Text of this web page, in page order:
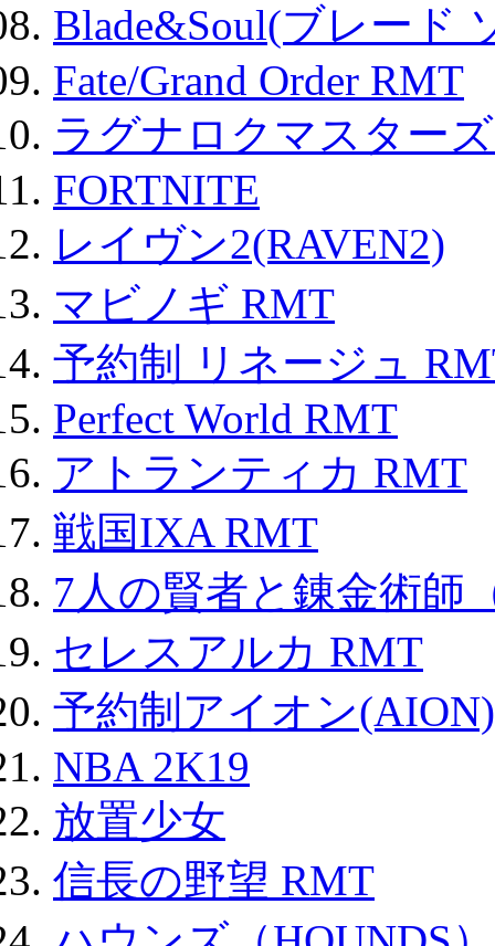
Blade&Soul(ブレード
Fate/Grand Order RMT
ラグナロクマスター
FORTNITE
レイヴン2(RAVEN2)
マビノギ RMT
予約制 リネージュ
Perfect World RMT
アトランティカ RMT
戦国IXA RMT
7人の賢者と錬金術師
セレスアルカ RMT
予約制アイオン
NBA 2K19
放置少女
信長の野望 RMT